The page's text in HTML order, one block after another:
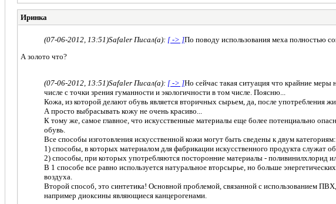
Иринка
(07-06-2012, 13:51)Safaler Писал(а): [ -> ]По поводу использования меха полностью
А золото что?
(07-06-2012, 13:51)Safaler Писал(а): [ -> ]Но сейчас такая ситуация что крайние
числе с точки зрения гуманности и экологичности в том числе. Поясню...
Кожа, из которой делают обувь является вторичных сырьем, да, после употребления
А просто выбрасывать кожу не очень красиво...
К тому же, самое главное, что искусственные материалы еще более потенциально
обувь.
Все способы изготовления искусственной кожи могут быть сведены к двум категориям:
1) способы, в которых материалом для фабрикации искусственного продукта служат
2) способы, при которых употребляются посторонние материалы - поливинилхлорид
В 1 способе все равно используется натуральное вторсырье, но больше
воздуха.
Второй способ, это синтетика! Основной проблемой, связанной с использованием
например диоксины являющиеся канцерогенами.